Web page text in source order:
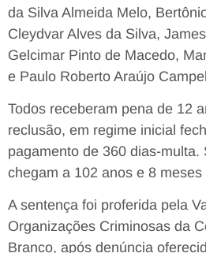
da Silva Almeida Melo,
Cleydvar Alves da Silva,
Gelcimar Pinto de Macedo,
e Paulo Roberto Araújo
Todos receberam pena de 12
reclusão, em regime inicial
pagamento de 360 dias-multa.
chegam a 102 anos e 8 meses
A sentença foi proferida pela
Organizações Criminosas da
Branco, após denúncia